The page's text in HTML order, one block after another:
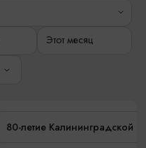
Этот месяц
80-летие Калининградской